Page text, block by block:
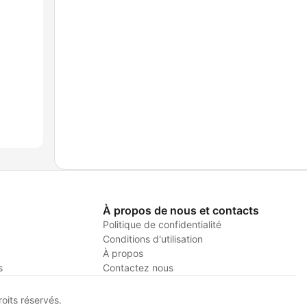
À propos de nous et contacts
Politique de confidentialité
Conditions d'utilisation
À propos
Contactez nous
réservés.